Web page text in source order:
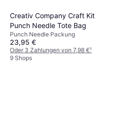
Creativ Company Craft Kit
Punch Needle Tote Bag
Punch Needle Packung
23,95 €
Oder 3 Zahlungen von 7,98 €¹
9 Shops